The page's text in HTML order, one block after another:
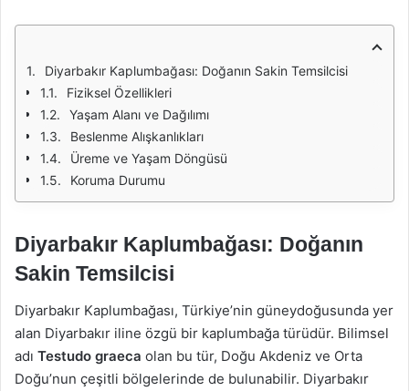
Diyarbakır Kaplumbağası: Doğanın Sakin Temsilcisi
Fiziksel Özellikleri
Yaşam Alanı ve Dağılımı
Beslenme Alışkanlıkları
Üreme ve Yaşam Döngüsü
Koruma Durumu
Diyarbakır Kaplumbağası: Doğanın
Sakin Temsilcisi
Diyarbakır Kaplumbağası, Türkiye’nin güneydoğusunda yer
alan Diyarbakır iline özgü bir kaplumbağa türüdür. Bilimsel
adı Testudo graeca olan bu tür, Doğu Akdeniz ve Orta
Doğu’nun çeşitli bölgelerinde de bulunabilir. Diyarbakır